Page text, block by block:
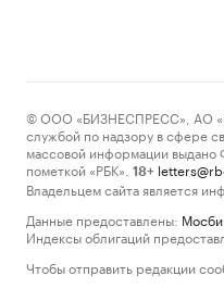
© ООО «БИЗНЕСПРЕСС», АО
службой по надзору в сфере
массовой информации
пометкой «РБК».
18+
Владельцем сайта является
Данные предоставлены:
Индексы облигаций
Чтобы отправить редакции